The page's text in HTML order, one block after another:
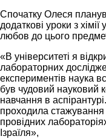
Спочатку Олеся
додаткові уроки з
любов до цього
«В університеті я
лабораторних
експериментів наука
був чудовий науковий
навчання в
проходила
провідних
Ізраїля»,